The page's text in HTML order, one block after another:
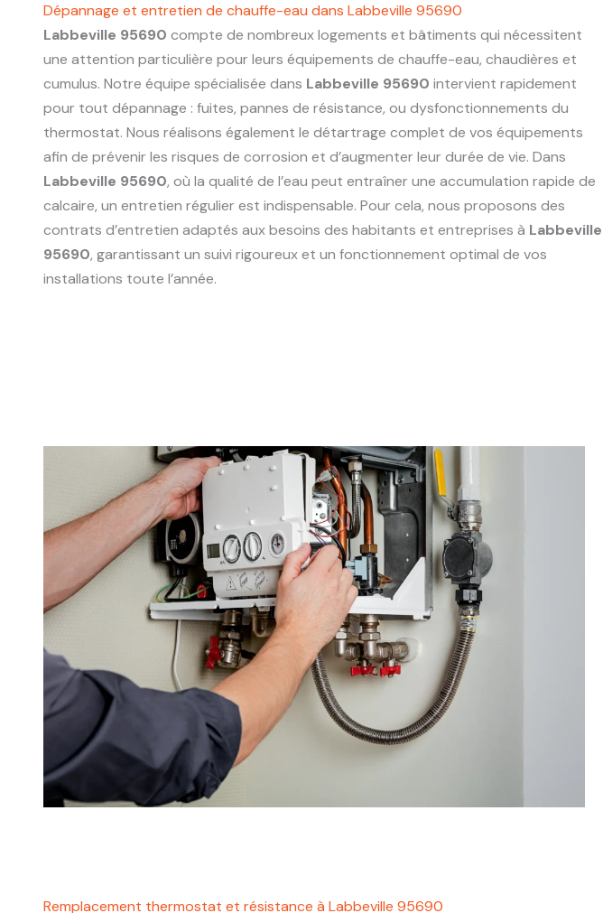
Dépannage et entretien de chauffe-eau dans Labbeville 95690
Labbeville 95690 compte de nombreux logements et bâtiments qui nécessitent
une attention particulière pour leurs équipements de chauffe-eau, chaudières et
cumulus. Notre équipe spécialisée dans Labbeville 95690 intervient rapidement
pour tout dépannage : fuites, pannes de résistance, ou dysfonctionnements du
thermostat. Nous réalisons également le détartrage complet de vos équipements
afin de prévenir les risques de corrosion et d’augmenter leur durée de vie. Dans
Labbeville 95690, où la qualité de l’eau peut entraîner une accumulation rapide de
calcaire, un entretien régulier est indispensable. Pour cela, nous proposons des
contrats d’entretien adaptés aux besoins des habitants et entreprises à Labbeville
95690, garantissant un suivi rigoureux et un fonctionnement optimal de vos
installations toute l’année.
Remplacement thermostat et résistance à Labbeville 95690